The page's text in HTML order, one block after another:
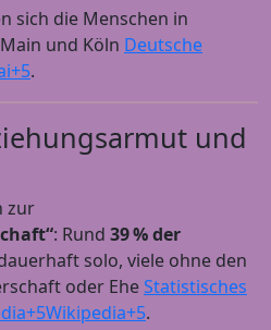
sich die Menschen in
und Köln Deutsche
.
und
zur
: Rund 39 % der
solo, viele ohne den
oder EheStatistisches
.